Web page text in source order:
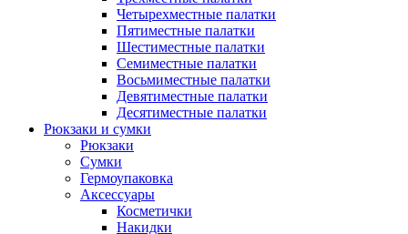
Четырехместные палатки
Пятиместные палатки
Шестиместные палатки
Семиместные палатки
Восьмиместные палатки
Девятиместные палатки
Десятиместные палатки
Рюкзаки и сумки
Рюкзаки
Сумки
Гермоупаковка
Аксессуары
Косметички
Накидки